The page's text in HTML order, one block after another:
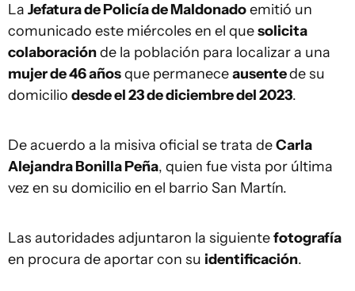
La Jefatura de Policía de Maldonadoemitió un
comunicado este miércoles en el quesolicita
colaboraciónde la población para localizar a una
mujer de 46 añosque permaneceausentede su
domicilio desde el 23 de diciembre del 2023.
De acuerdo a la misiva oficial se trata deCarla
Alejandra Bonilla Peña, quien fue vista por última
vez en su domicilio en el barrio San Martín.
Las autoridades adjuntaron la siguientefotografía
en procura de aportar con su identificación.